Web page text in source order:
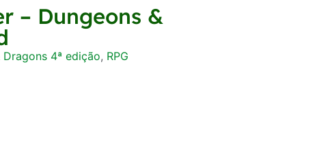
– Dungeons &
Dragons 4ª edição, RPG